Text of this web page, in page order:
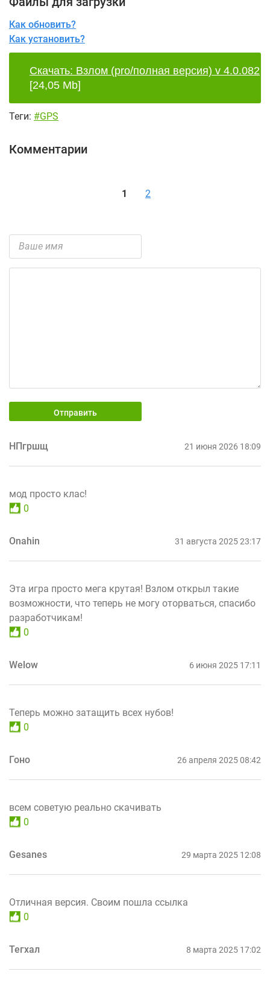
Как обновить?
Как установить?
Скачать: Взлом (pro/полная версия) v 4.0.082
[24,05 Mb]
Теги: #GPS
Комментарии
1 2
Отправить
НПгршщ 21 июня 2026 18:09
мод просто клас!
0
Onahin 31 августа 2025 23:17
Эта игра просто мега крутая! Взлом открыл такие
возможности, что теперь не могу оторваться, спасибо
разработчикам!
0
Welow 6 июня 2025 17:11
Теперь можно затащить всех нубов!
0
Гоно 26 апреля 2025 08:42
всем советую реально скачивать
0
Gesanes 29 марта 2025 12:08
Отличная версия. Своим пошла ссылка
0
Тегхал 8 марта 2025 17:02